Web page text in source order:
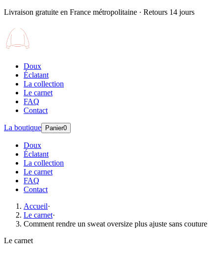
Livraison gratuite en France métropolitaine · Retours 14 jours
Doux
Éclatant
La collection
Le carnet
FAQ
Contact
La boutique Panier0
Doux
Éclatant
La collection
Le carnet
FAQ
Contact
Accueil·
Le carnet·
Comment rendre un sweat oversize plus ajuste sans couture
Le carnet